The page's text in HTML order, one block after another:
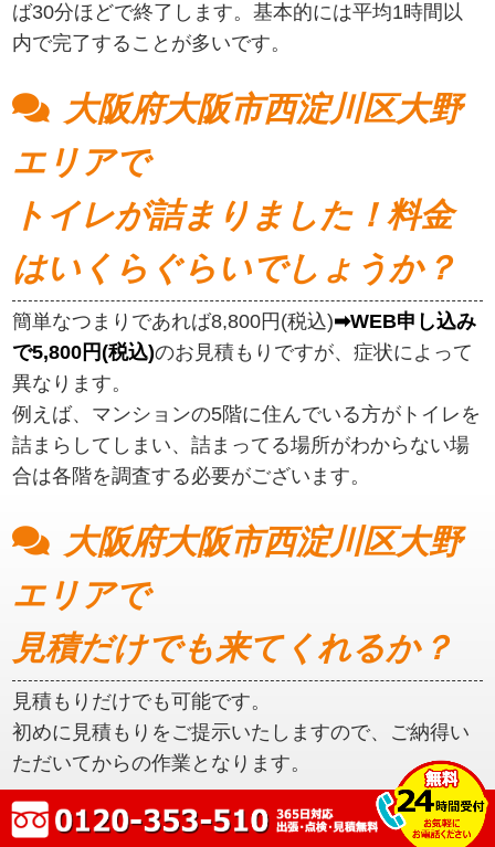
ば30分ほどで終了します。基本的には平均1時間以
内で完了することが多いです。
大阪府大阪市西淀川区大野
エリアで
トイレが詰まりました！料金
はいくらぐらいでしょうか？
簡単なつまりであれば8,800円(税込)➡WEB申し込み
で5,800円(税込)のお見積もりですが、症状によって
異なります。
例えば、マンションの5階に住んでいる方がトイレを
詰まらしてしまい、詰まってる場所がわからない場
合は各階を調査する必要がございます。
大阪府大阪市西淀川区大野
エリアで
見積だけでも来てくれるか？
見積もりだけでも可能です。
初めに見積もりをご提示いたしますので、ご納得い
ただいてからの作業となります。
大阪府大阪市西淀川区大野